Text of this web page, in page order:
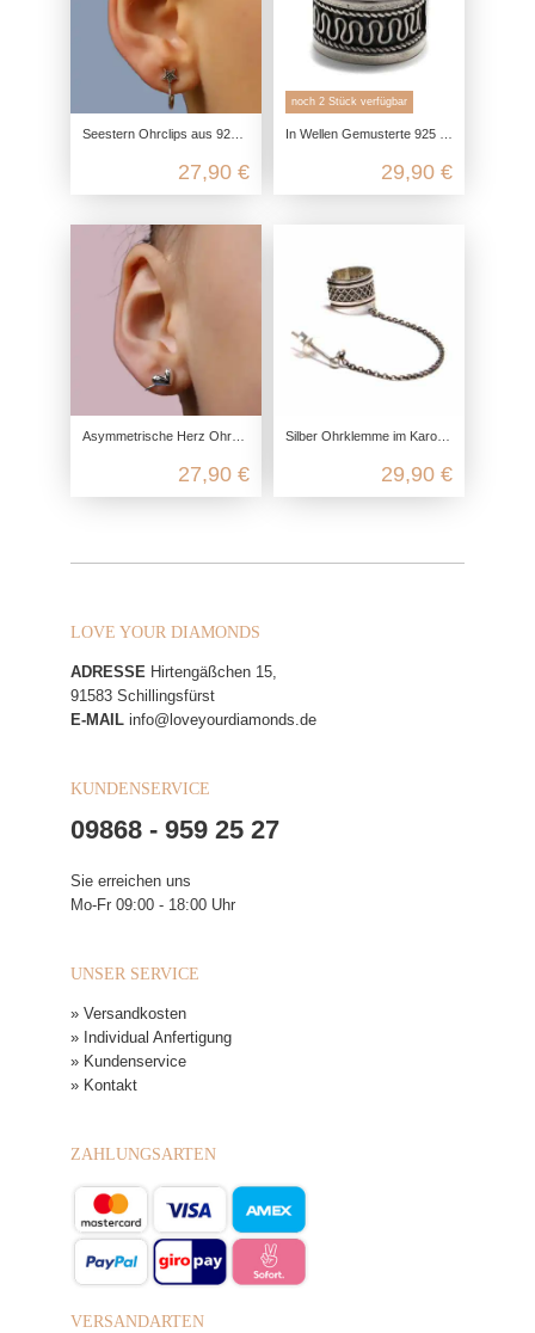
Seestern Ohrclips aus 925 Sterling Silber
27,90 €
noch 2 Stück verfügbar
In Wellen Gemusterte 925 Sterling Silber Ohrklemme
29,90 €
Asymmetrische Herz Ohrclips aus 925 Sterling Silber
27,90 €
Silber Ohrklemme im Karo Muster mit Ohrstecker aus echtem 925 Sterling Silber
29,90 €
LOVE YOUR DIAMONDS
ADRESSE Hirtengäßchen 15,
91583 Schillingsfürst
E-MAIL info@loveyourdiamonds.de
KUNDENSERVICE
09868 - 959 25 27
Sie erreichen uns
Mo-Fr 09:00 - 18:00 Uhr
UNSER SERVICE
» Versandkosten
» Individual Anfertigung
» Kundenservice
» Kontakt
ZAHLUNGSARTEN
VERSANDARTEN